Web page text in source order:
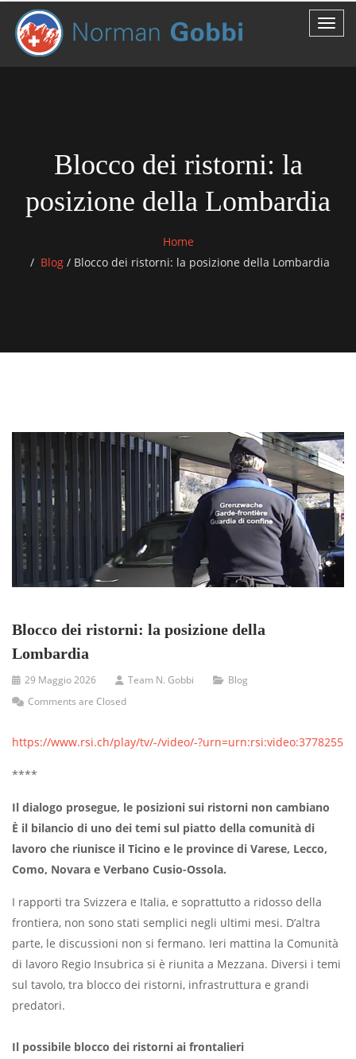
Blocco dei ristorni: la
posizione della Lombardia
Home
Blog / Blocco dei ristorni: la posizione della Lombardia
Blocco dei ristorni: la posizione della
Lombardia
29 Maggio 2026 Team N. Gobbi
Blog
Comments are Closed
https://www.rsi.ch/play/tv/-/video/-?urn=urn:rsi:video:3778255
****
Il dialogo prosegue, le posizioni sui ristorni non cambiano
È il bilancio di uno dei temi sul piatto della comunità di
lavoro che riunisce il Ticino e le province di Varese, Lecco,
Como, Novara e Verbano Cusio-Ossola.
I rapporti tra Svizzera e Italia, e soprattutto a ridosso della
frontiera, non sono stati semplici negli ultimi mesi. D’altra
parte, le discussioni non si fermano. Ieri mattina la Comunità
di lavoro Regio Insubrica si è riunita a Mezzana. Diversi i temi
sul tavolo, tra blocco dei ristorni, infrastruttura e grandi
predatori.
Il possibile blocco dei ristorni ai frontalieri